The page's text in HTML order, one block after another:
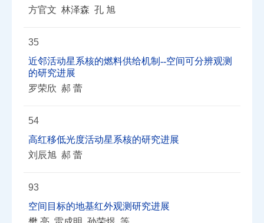
方官文 林泽森 孔 旭
35
近邻活动星系核的燃料供给机制--空间可分辨观测
的研究进展
罗荣欣 郝 蕾
54
高红移低光度活动星系核的研究进展
刘辰旭 郝 蕾
93
空间目标的地基红外观测研究进展